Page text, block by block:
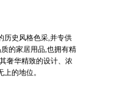
历史风格色采,并专供
的家居用品,也拥有精
奢华精致的设计、浓
上的地位。